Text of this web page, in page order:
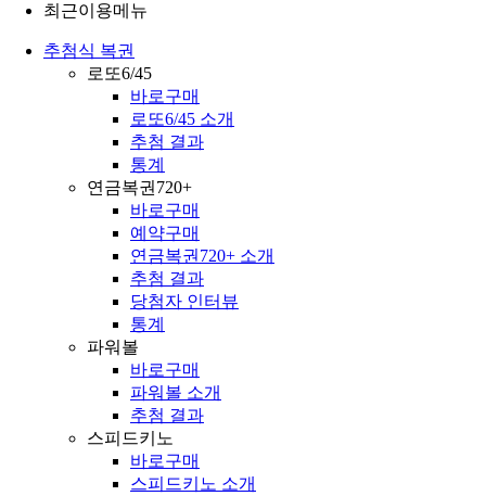
최근이용메뉴
추첨식 복권
로또6/45
바로구매
로또6/45 소개
추첨 결과
통계
연금복권720+
바로구매
예약구매
연금복권720+ 소개
추첨 결과
당첨자 인터뷰
통계
파워볼
바로구매
파워볼 소개
추첨 결과
스피드키노
바로구매
스피드키노 소개